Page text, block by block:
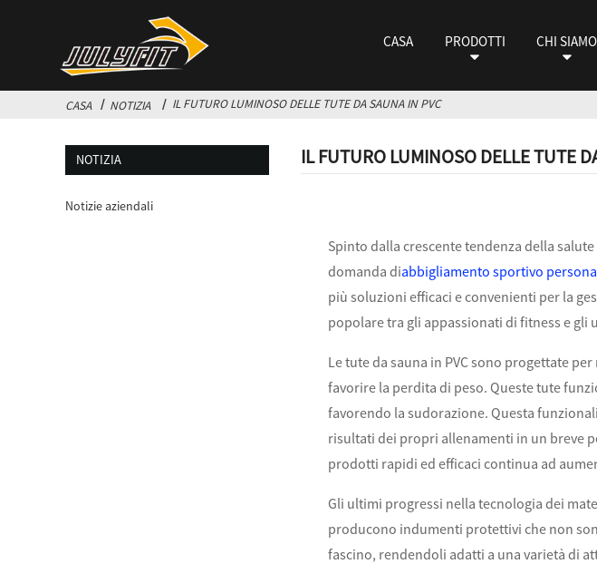
CASA PRODOTTI CHI SIAMO
CASA NOTIZIA IL FUTURO LUMINOSO DELLE TUTE DA SAUNA IN PVC
NOTIZIA
Notizie aziendali
IL FUTURO LUMINOSO DELLE TUTE
Spinto dalla crescente tendenza della
domanda diabbigliamento sportivo
più soluzioni efficaci e convenienti per la
popolare tra gli appassionati di fitness e gli
Le tute da sauna in PVC sono progettate
favorire la perdita di peso. Queste tute
favorendo la sudorazione. Questa
risultati dei propri allenamenti in un breve
prodotti rapidi ed efficaci continua ad
Gli ultimi progressi nella tecnologia dei
producono indumenti protettivi che non
fascino, rendendoli adatti a una varietà di